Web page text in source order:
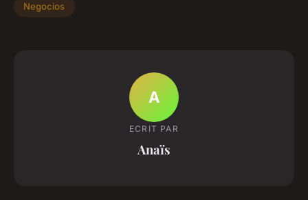
Negocios
A
ECRIT PAR
Anaïs